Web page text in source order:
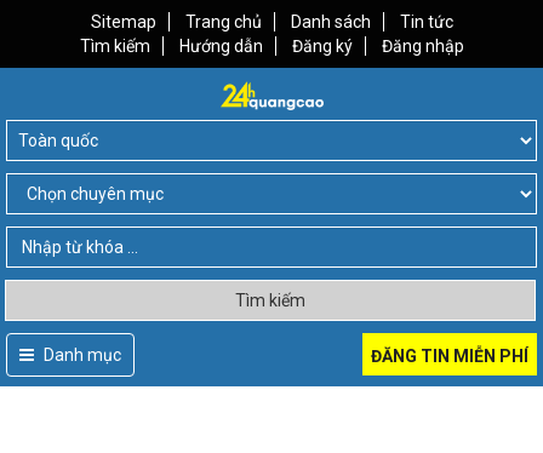
Sitemap Trang chủ Danh sách
Tin tức
Tìm kiếm
Hướng dẫn Đăng ký Đăng nhập
Tìm kiếm
Danh mục ĐĂNG TIN MIỄN PHÍ